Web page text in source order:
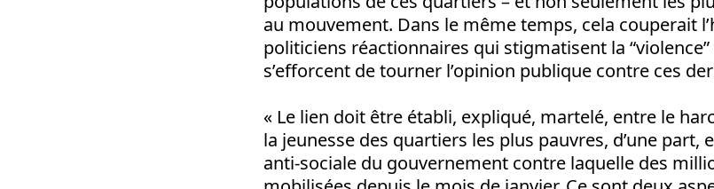
au mouvement. Dans le même temps, cela couperait
politiciens réactionnaires qui stigmatisent la
s’efforcent de tourner l’opinion publique contre ces
« Le lien doit être établi, expliqué, martelé, entre le
la jeunesse des quartiers les plus pauvres, d’une part,
anti-sociale du gouvernement contre laquelle des